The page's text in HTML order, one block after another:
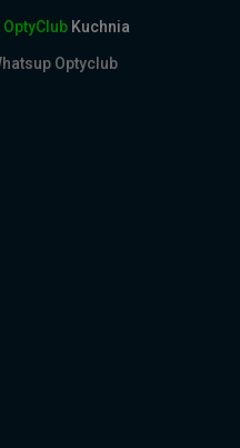
OptyClub Kuchnia